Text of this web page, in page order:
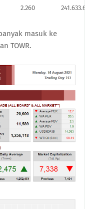
2.260
masuk ke
TOWR.